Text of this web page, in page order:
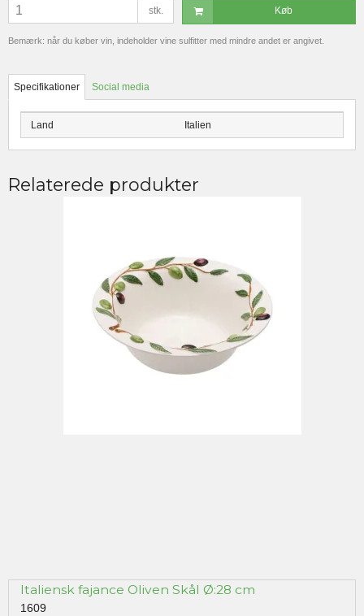
stk. Køb
Bemærk: når du køber vin, indeholder vine sulfitter med mindre andet er angivet.
Specifikationer Social media
Land Italien
Relaterede produkter
Italiensk fajance Oliven Skål Ø:28 cm
1609